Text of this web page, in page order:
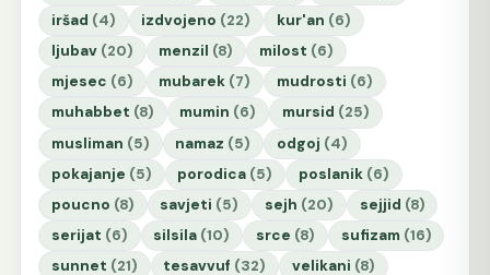
iršad (4) izdvojeno (22) kur'an (6)
ljubav (20) menzil (8) milost (6)
mjesec (6) mubarek (7) mudrosti (6)
muhabbet (8) mumin (6) mursid (25)
musliman (5) namaz (5) odgoj (4)
pokajanje (5) porodica (5) poslanik (6)
poucno (8) savjeti (5) sejh (20) sejjid (8)
serijat (6) silsila (10) srce (8) sufizam (16)
sunnet (21) tesavvuf (32) velikani (8)